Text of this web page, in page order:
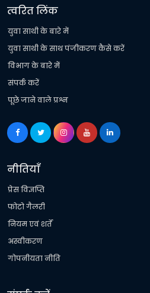
त्वरित लिंक
युवा साथी के बारे में
युवा साथी के साथ पंजीकरण कैसे करें
विभाग के बारे में
संपर्क करें
पूछे जाने वाले प्रश्न
नीतियाँ
प्रेस विज्ञप्ति
फोटो गैलरी
नियम एवं शर्तें
अस्वीकरण
गोपनीयता नीति